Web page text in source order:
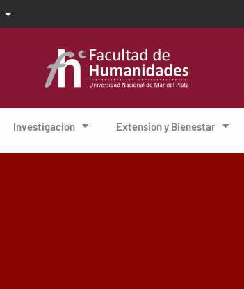
Investigación Extensión y Bienestar